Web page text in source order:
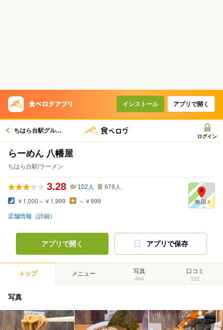
インストール アプリで開く
ちはら台駅グルメへ
ログイン
らーめん 八幡屋
ちはら台駅/ラーメン
3.28 102 人 978 人
￥1,000～￥1,999 ～￥999
店舗情報（詳細）
アプリで開く アプリで保存
トップ メニュー 写真
444
口コミ
102
写真